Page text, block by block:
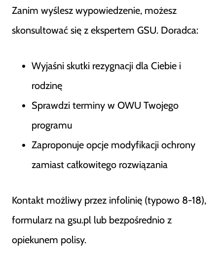
Zanim wyślesz wypowiedzenie, możesz
skonsultować się z ekspertem GSU. Doradca:
Wyjaśni skutki rezygnacji dla Ciebie i
rodzinę
Sprawdzi terminy w OWU Twojego
programu
Zaproponuje opcje modyfikacji ochrony
zamiast całkowitego rozwiązania
Kontakt możliwy przez infolinię (typowo 8-18),
formularz na gsu.pl lub bezpośrednio z
opiekunem polisy.